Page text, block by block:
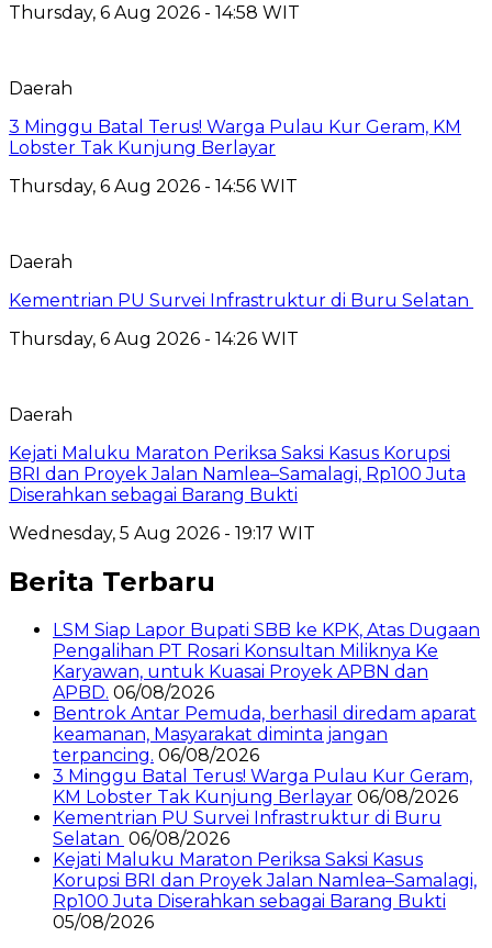
Thursday, 6 Aug 2026 - 14:58 WIT
Daerah
3 Minggu Batal Terus! Warga Pulau Kur Geram, KM
Lobster Tak Kunjung Berlayar
Thursday, 6 Aug 2026 - 14:56 WIT
Daerah
Kementrian PU Survei Infrastruktur di Buru Selatan
Thursday, 6 Aug 2026 - 14:26 WIT
Daerah
Kejati Maluku Maraton Periksa Saksi Kasus Korupsi
BRI dan Proyek Jalan Namlea–Samalagi, Rp100 Juta
Diserahkan sebagai Barang Bukti
Wednesday, 5 Aug 2026 - 19:17 WIT
Berita Terbaru
LSM Siap Lapor Bupati SBB ke KPK, Atas Dugaan
Pengalihan PT Rosari Konsultan Miliknya Ke
Karyawan, untuk Kuasai Proyek APBN dan
APBD. 06/08/2026
Bentrok Antar Pemuda, berhasil diredam aparat
keamanan, Masyarakat diminta jangan
terpancing. 06/08/2026
3 Minggu Batal Terus! Warga Pulau Kur Geram,
KM Lobster Tak Kunjung Berlayar 06/08/2026
Kementrian PU Survei Infrastruktur di Buru
Selatan 06/08/2026
Kejati Maluku Maraton Periksa Saksi Kasus
Korupsi BRI dan Proyek Jalan Namlea–Samalagi,
Rp100 Juta Diserahkan sebagai Barang Bukti
05/08/2026